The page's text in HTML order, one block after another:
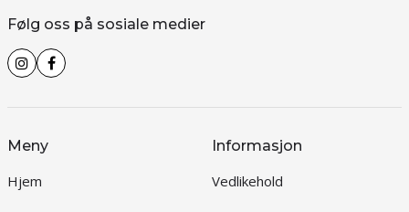
Følg oss på sosiale medier
Meny
Hjem
Informasjon
Vedlikehold